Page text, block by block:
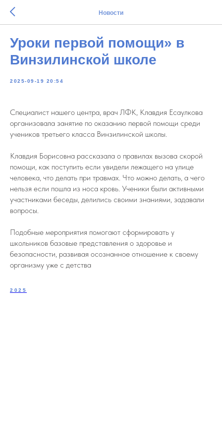
Новости
Уроки первой помощи» в
Винзилинской школе
2025-09-19 20:54
Специалист нашего центра, врач ЛФК, Клавдия Есаулкова
организовала занятие по оказанию первой помощи среди
учеников третьего класса Винзилинской школы.
Клавдия Борисовна рассказала о правилах вызова скорой
помощи, как поступить если увидели лежащего на улице
человека, что делать при травмах. Что можно делать, а чего
нельзя если пошла из носа кровь. Ученики были активными
участниками беседы, делились своими знаниями, задавали
вопросы.
Подобные мероприятия помогают сформировать у
школьников базовые представления о здоровье и
безопасности, развивая осознанное отношение к своему
организму уже с детства
2025